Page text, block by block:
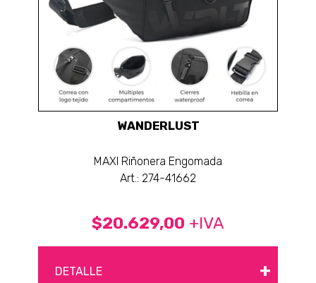
WANDERLUST
MAXI Riñonera Engomada
Art.: 274-41662
$20.629,00 +IVA
DETALLE +